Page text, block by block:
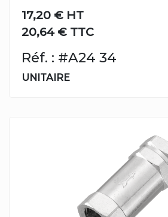
17,20 € HT
20,64 € TTC
Réf. : #A24 34
UNITAIRE